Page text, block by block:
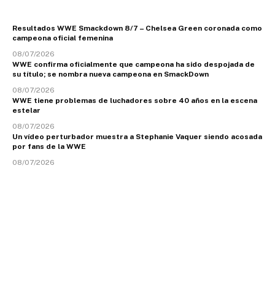
Resultados WWE Smackdown 8/7 – Chelsea Green coronada como
campeona oficial femenina
08/07/2026
WWE confirma oficialmente que campeona ha sido despojada de
su título; se nombra nueva campeona en SmackDown
08/07/2026
WWE tiene problemas de luchadores sobre 40 años en la escena
estelar
08/07/2026
Un vídeo perturbador muestra a Stephanie Vaquer siendo acosada
por fans de la WWE
08/07/2026